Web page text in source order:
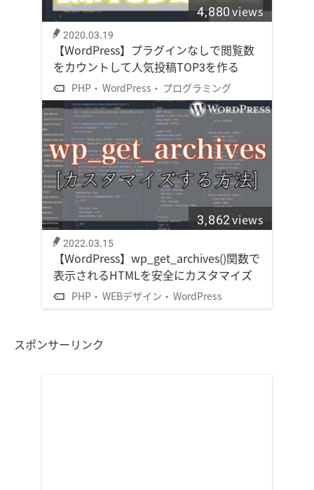
4,880views
2020.03.19
【WordPress】プラグインなしで閲覧数
をカウントして人気投稿TOP3を作る
PHP WordPress プログラミング
3,862views
2022.03.15
【WordPress】wp_get_archives()関数で
表示されるHTMLを安全にカスタマイズ
PHP WEBデザイン WordPress
スポンサーリンク